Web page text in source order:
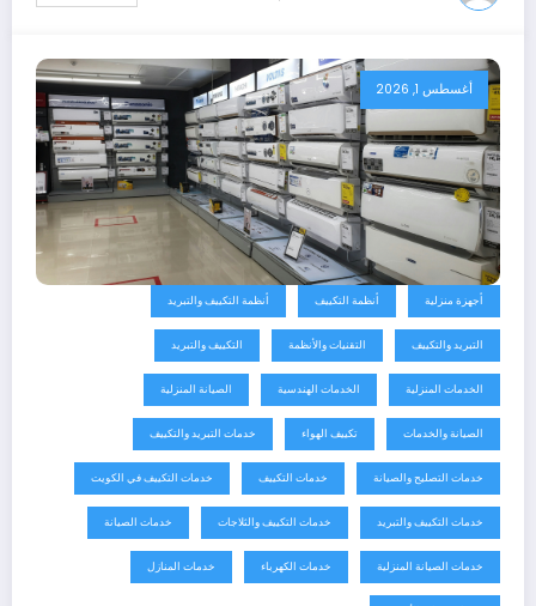
أغسطس 1, 2026
أجهزة منزلية أنظمة التكييف أنظمة التكييف والتبريد
التبريد والتكييف التقنيات والأنظمة التكييف والتبريد
الخدمات المنزلية الخدمات الهندسية الصيانة المنزلية
الصيانة والخدمات تكييف الهواء خدمات التبريد والتكييف
خدمات التصليح والصيانة خدمات التكييف خدمات التكييف في الكويت
خدمات التكييف والتبريد خدمات التكييف والثلاجات خدمات الصيانة
خدمات الصيانة المنزلية خدمات الكهرباء خدمات المنازل